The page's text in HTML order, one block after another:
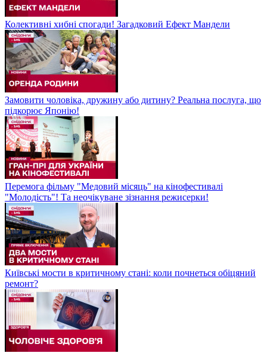
Колективні хибні спогади! Загадковий Ефект Мандели
Замовити чоловіка, дружину або дитину? Реальна послуга, що
підкорює Японію!
Перемога фільму "Медовий місяць" на кінофестивалі
"Молодість"! Та неочікуване зізнання режисерки!
Київські мости в критичному стані: коли почнеться обіцяний
ремонт?